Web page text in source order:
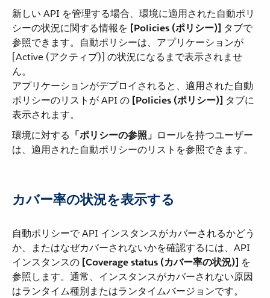
新しい API を管理する場合、環境に適用された自動ポリ
シーの状況に関する情報を ​ [Policies (ポリシー)] ​ タブで
参照できます。自動ポリシーは、アプリケーションが
[Active (アクティブ)] の状況になるまで表示されませ
ん。
アプリケーションがデプロイされると、適用された自動
ポリシーのリストが API の ​ [Policies (ポリシー)] ​ タブに
表示されます。
環境に対する​ 「ポリシーの参照」 ​ロールを持つユーザー
は、適用された自動ポリシーのリストを参照できます。
カバー率の状況を表示する
自動ポリシーで API インスタンスがカバーされるかどう
か、またはなぜカバーされないかを確認するには、API
インスタンスの ​ [Coverage status (カバー率の状況)] ​ を
参照します。通常、インスタンスがカバーされない原因
はランタイム種別またはランタイムバージョンです。